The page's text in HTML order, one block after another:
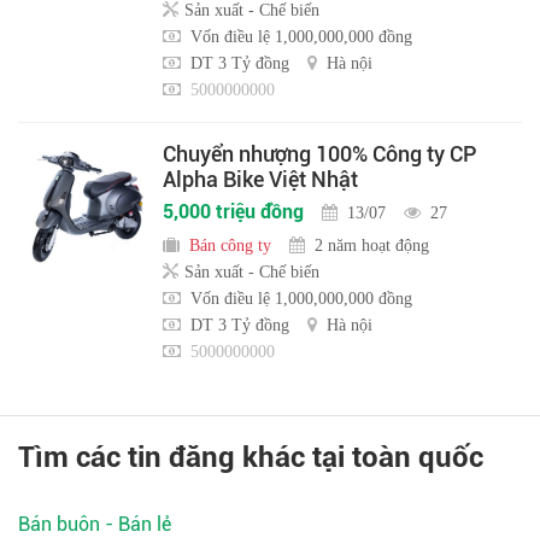
Sản xuất - Chế biến
Vốn điều lệ 1,000,000,000 đồng
DT 3 Tỷ đồng
Hà nội
5000000000
Chuyển nhượng 100% Công ty CP
Alpha Bike Việt Nhật
5,000 triệu đồng 13/07
27
Bán công ty
2 năm hoạt động
Sản xuất - Chế biến
Vốn điều lệ 1,000,000,000 đồng
DT 3 Tỷ đồng
Hà nội
5000000000
Tìm các tin đăng khác tại toàn quốc
Bán buôn - Bán lẻ